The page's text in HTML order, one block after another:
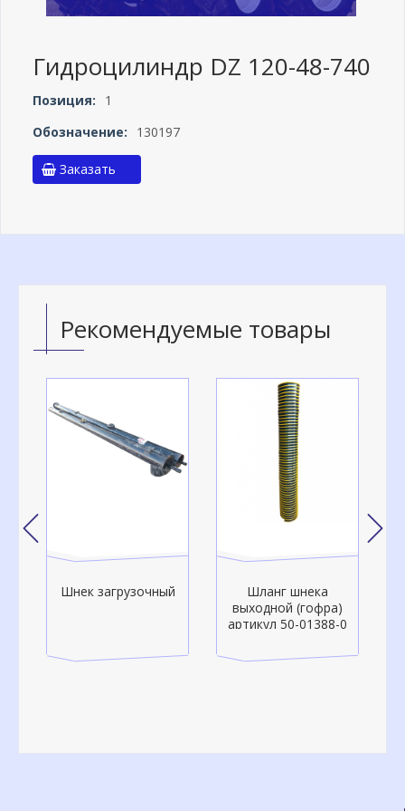
Гидроцилиндр DZ 120-48-740
Позиция:
1
Обозначение:
130197
Заказать
Рекомендуемые товары
Шнек загрузочный
Шланг шнека
выходной (гофра)
артикул 50-01388-0